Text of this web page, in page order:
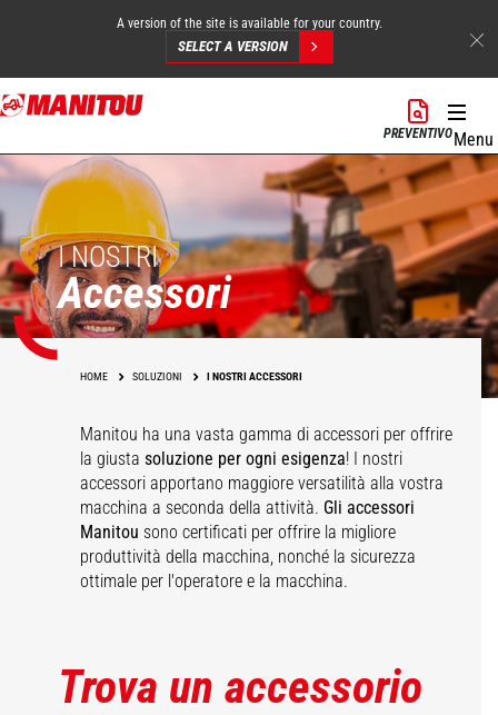
Salta
al
principale
A version of the site is available for your country.
SELECT A VERSION
PREVENTIVOMenu
I NOSTRI
Accessori
HOME SOLUZIONI I NOSTRI ACCESSORI
Manitou ha una vasta gamma di accessori per offrire
la giustasoluzione per ogni esigenza! I nostri
accessori apportano maggiore versatilità alla vostra
macchina a seconda della attività. Gli accessori
Manitou sono certificati per offrire la migliore
produttività della macchina, nonché la sicurezza
ottimale per l'operatore e la macchina.
Trova un accessorio